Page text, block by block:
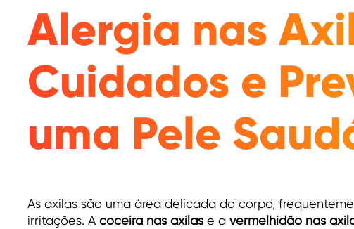
Alergia nas
Cuidados e
uma Pele
As axilas são uma área delicada do corpo,
irritações. A coceira nas axilase a vermelhidão nas